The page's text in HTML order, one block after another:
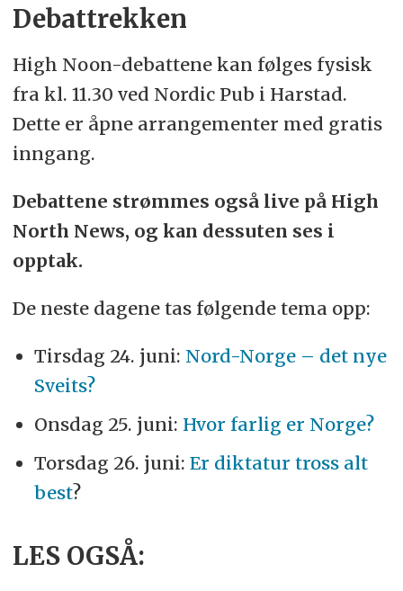
Debattrekken
High Noon-debattene kan følges fysisk
fra kl. 11.30 ved Nordic Pub i Harstad.
Dette er åpne arrangementer med gratis
inngang.
Debattene strømmes også live på High
North News, og kan dessuten ses i
opptak.
De neste dagene tas følgende tema opp:
Tirsdag 24. juni: Nord-Norge – det nye
Sveits?
Onsdag 25. juni: Hvor farlig er Norge?
Torsdag 26. juni: Er diktatur tross alt
best?
LES OGSÅ: